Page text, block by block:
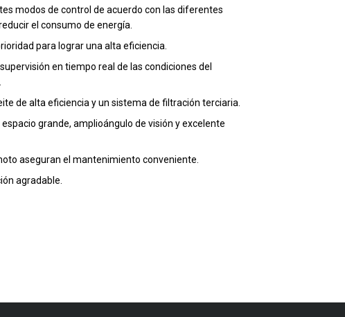
modos de control de acuerdo con las diferentes
el consumo de energía.
para lograr una alta eficiencia.
en tiempo real de las condiciones del
de alta eficiencia y un sistema de filtración terciaria.
grande, amplioángulo de visión y excelente
aseguran el mantenimiento conveniente.
agradable.